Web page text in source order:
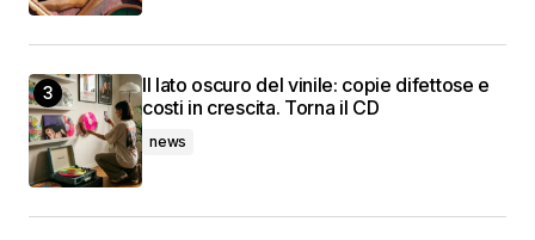
Il lato oscuro del vinile: copie difettose e
costi in crescita. Torna il CD
news